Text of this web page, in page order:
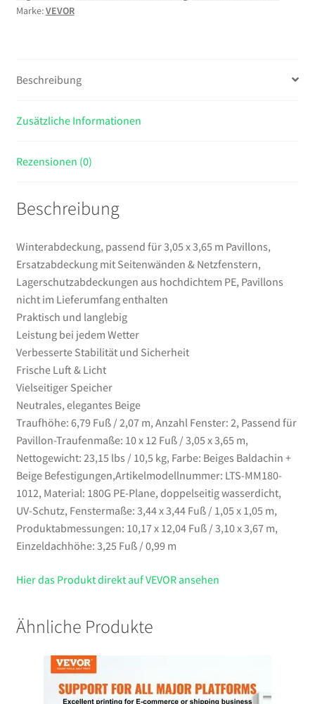
m
Seitenwänden
Netzfenstern,
aus
Pavillons
im
Lieferumfang
enthalten
Menge
Marke:VEVOR
Beschreibung
Zusätzliche Informationen
Rezensionen (0)
Beschreibung
Winterabdeckung, passend für 3,05 x 3,65 m Pavillons,
Ersatzabdeckung mit Seitenwänden & Netzfenstern,
Lagerschutzabdeckungen aus hochdichtem PE, Pavillons
nicht im Lieferumfang enthalten
Praktisch und langlebig
Leistung bei jedem Wetter
Verbesserte Stabilität und Sicherheit
Frische Luft & Licht
Vielseitiger Speicher
Neutrales, elegantes Beige
Traufhöhe: 6,79 Fuß / 2,07 m, Anzahl Fenster: 2, Passend für
Pavillon-Traufenmaße: 10 x 12 Fuß / 3,05 x 3,65 m,
Nettogewicht: 23,15 lbs / 10,5 kg, Farbe: Beiges Baldachin +
Beige Befestigungen,Artikelmodellnummer: LTS-MM180-
1012, Material: 180G PE-Plane, doppelseitig wasserdicht,
UV-Schutz, Fenstermaße: 3,44 x 3,44 Fuß / 1,05 x 1,05 m,
Produktabmessungen: 10,17 x 12,04 Fuß / 3,10 x 3,67 m,
Einzeldachhöhe: 3,25 Fuß / 0,99 m
Hier das Produkt direkt auf VEVOR ansehen
Ähnliche Produkte